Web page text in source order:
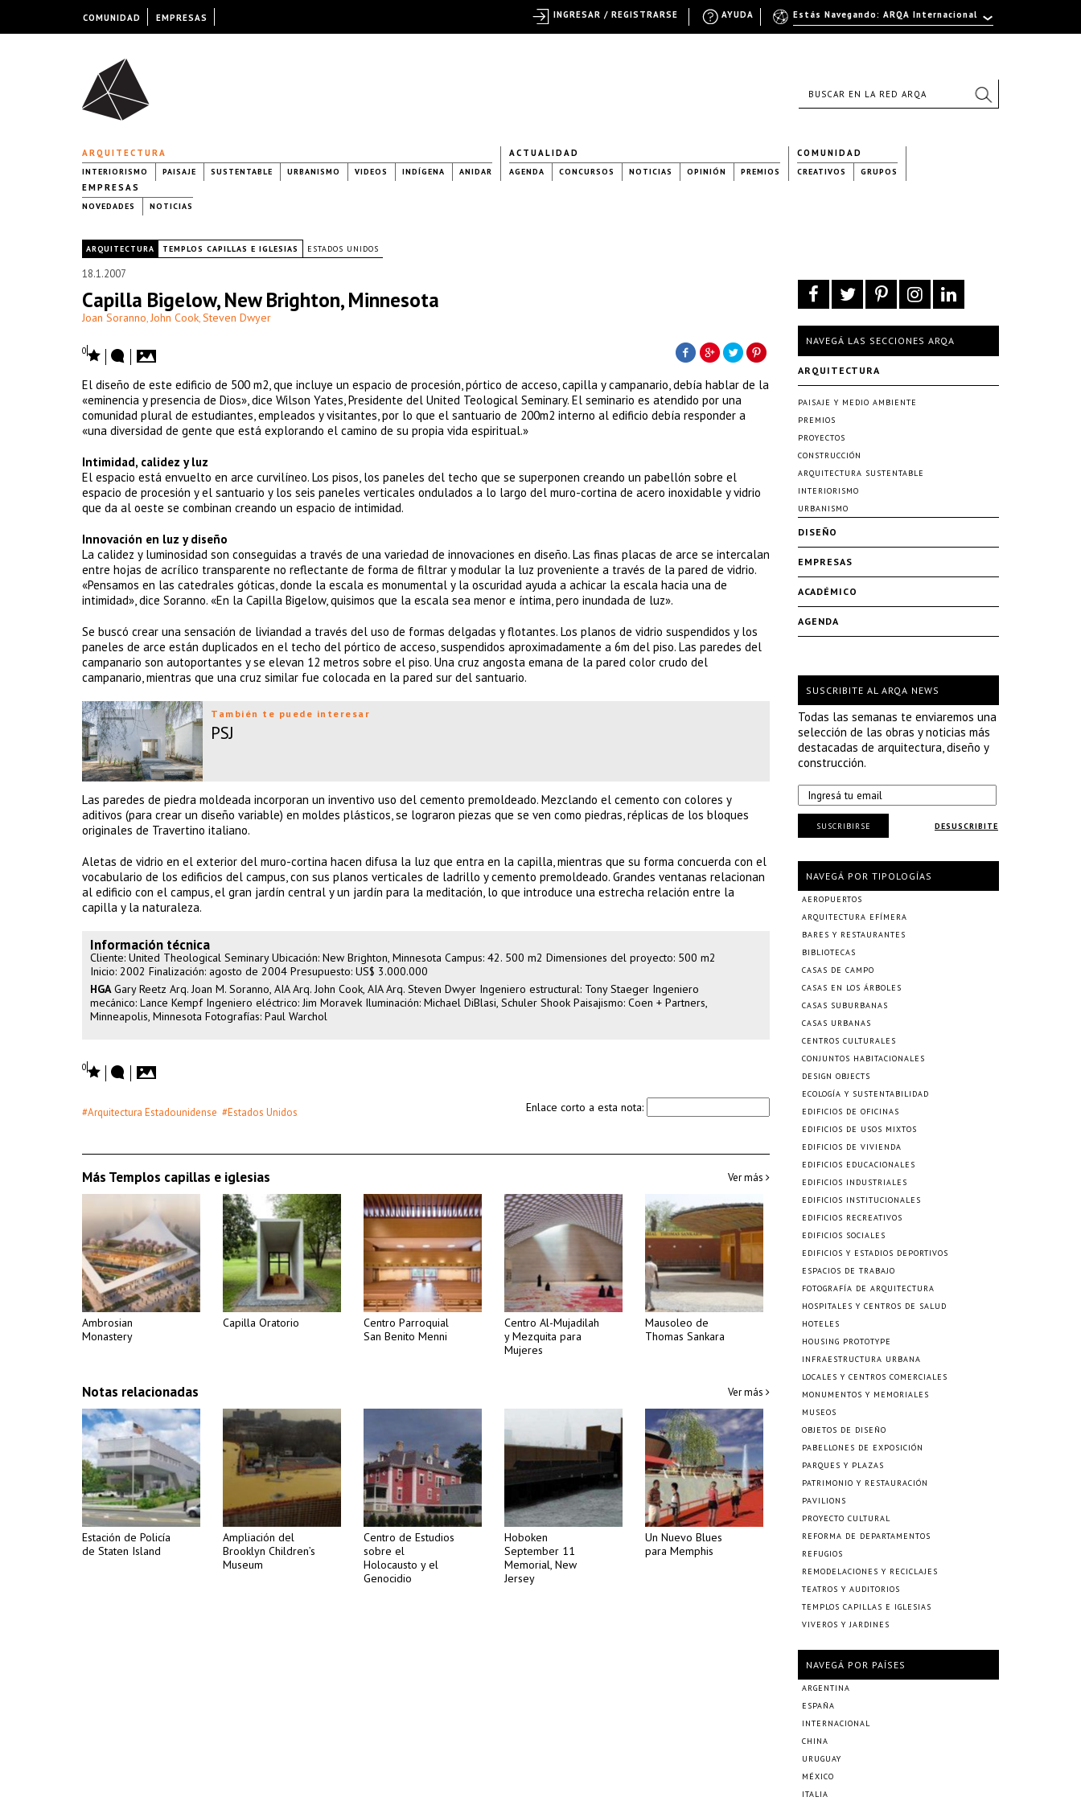
ARQUITECTURA
INTERIORISMO PAISAJE SUSTENTABLE URBANISMO VIDEOS INDÍGENA ANIDAR
ACTUALIDAD
AGENDA CONCURSOS NOTICIAS OPINIÓN PREMIOS
COMUNIDAD
CREATIVOS GRUPOS
EMPRESAS
NOVEDADES NOTICIAS
ARQUITECTURA TEMPLOS CAPILLAS E IGLESIAS ESTADOS UNIDOS
18.1.2007
Capilla Bigelow, New Brighton, Minnesota
Joan Soranno, John Cook, Steven Dwyer
0
El diseño de este edificio de 500 m2, que incluye un espacio de procesión, pórtico de acceso, capilla y campanario, debía hablar de la
«eminencia y presencia de Dios», dice Wilson Yates, Presidente del United Teological Seminary. El seminario es atendido por una
comunidad plural de estudiantes, empleados y visitantes, por lo que el santuario de 200m2 interno al edificio debía responder a
«una diversidad de gente que está explorando el camino de su propia vida espiritual.»
Intimidad, calidez y luz
El espacio está envuelto en arce curvilíneo. Los pisos, los paneles del techo que se superponen creando un pabellón sobre el
espacio de procesión y el santuario y los seis paneles verticales ondulados a lo largo del muro-cortina de acero inoxidable y vidrio
que da al oeste se combinan creando un espacio de intimidad.
Innovación en luz y diseño
La calidez y luminosidad son conseguidas a través de una variedad de innovaciones en diseño. Las finas placas de arce se intercalan
entre hojas de acrílico transparente no reflectante de forma de filtrar y modular la luz proveniente a través de la pared de vidrio.
«Pensamos en las catedrales góticas, donde la escala es monumental y la oscuridad ayuda a achicar la escala hacia una de
intimidad», dice Soranno. «En la Capilla Bigelow, quisimos que la escala sea menor e íntima, pero inundada de luz».
Se buscó crear una sensación de liviandad a través del uso de formas delgadas y flotantes. Los planos de vidrio suspendidos y los
paneles de arce están duplicados en el techo del pórtico de acceso, suspendidos aproximadamente a 6m del piso. Las paredes del
campanario son autoportantes y se elevan 12 metros sobre el piso. Una cruz angosta emana de la pared color crudo del
campanario, mientras que una cruz similar fue colocada en la pared sur del santuario.
También te puede interesar
PSJ
Las paredes de piedra moldeada incorporan un inventivo uso del cemento premoldeado. Mezclando el cemento con colores y
aditivos (para crear un diseño variable) en moldes plásticos, se lograron piezas que se ven como piedras, réplicas de los bloques
originales de Travertino italiano.
Aletas de vidrio en el exterior del muro-cortina hacen difusa la luz que entra en la capilla, mientras que su forma concuerda con el
vocabulario de los edificios del campus, con sus planos verticales de ladrillo y cemento premoldeado. Grandes ventanas relacionan
al edificio con el campus, el gran jardín central y un jardín para la meditación, lo que introduce una estrecha relación entre la
capilla y la naturaleza.
Información técnica
Cliente: United Theological Seminary Ubicación: New Brighton, Minnesota Campus: 42. 500 m2 Dimensiones del proyecto: 500 m2
Inicio: 2002 Finalización: agosto de 2004 Presupuesto: US$ 3.000.000
HGAGary Reetz Arq. Joan M. Soranno, AIA Arq. John Cook, AIA Arq. Steven Dwyer Ingeniero estructural: Tony Staeger Ingeniero
mecánico: Lance Kempf Ingeniero eléctrico: Jim Moravek Iluminación: Michael DiBlasi, Schuler Shook Paisajismo: Coen + Partners,
Minneapolis, Minnesota Fotografías: Paul Warchol
0
#Arquitectura Estadounidense #Estados Unidos Enlace corto a esta nota:
Más Templos capillas e iglesias Ver más
Ambrosian
Monastery
Capilla Oratorio
Centro Parroquial
San Benito Menni
Centro Al-Mujadilah
y Mezquita para
Mujeres
Mausoleo de
Thomas Sankara
Notas relacionadas Ver más
Estación de Policía
de Staten Island
Ampliación del
Brooklyn Children’s
Museum
Centro de Estudios
sobre el
Holocausto y el
Genocidio
Hoboken
September 11
Memorial, New
Jersey
Un Nuevo Blues
para Memphis
NAVEGÁ LAS SECCIONES ARQA
ARQUITECTURA
PAISAJE Y MEDIO AMBIENTE
PREMIOS
PROYECTOS
CONSTRUCCIÓN
ARQUITECTURA SUSTENTABLE
INTERIORISMO
URBANISMO
DISEÑO
EMPRESAS
ACADÉMICO
AGENDA
SUSCRIBITE AL ARQA NEWS
Todas las semanas te enviaremos una
selección de las obras y noticias más
destacadas de arquitectura, diseño y
construcción.
DESUSCRIBITE
SUSCRIBIRSE
NAVEGÁ POR TIPOLOGÍAS
AEROPUERTOS
ARQUITECTURA EFÍMERA
BARES Y RESTAURANTES
BIBLIOTECAS
CASAS DE CAMPO
CASAS EN LOS ÁRBOLES
CASAS SUBURBANAS
CASAS URBANAS
CENTROS CULTURALES
CONJUNTOS HABITACIONALES
DESIGN OBJECTS
ECOLOGÍA Y SUSTENTABILIDAD
EDIFICIOS DE OFICINAS
EDIFICIOS DE USOS MIXTOS
EDIFICIOS DE VIVIENDA
EDIFICIOS EDUCACIONALES
EDIFICIOS INDUSTRIALES
EDIFICIOS INSTITUCIONALES
EDIFICIOS RECREATIVOS
EDIFICIOS SOCIALES
EDIFICIOS Y ESTADIOS DEPORTIVOS
ESPACIOS DE TRABAJO
FOTOGRAFÍA DE ARQUITECTURA
HOSPITALES Y CENTROS DE SALUD
HOTELES
HOUSING PROTOTYPE
INFRAESTRUCTURA URBANA
LOCALES Y CENTROS COMERCIALES
MONUMENTOS Y MEMORIALES
MUSEOS
OBJETOS DE DISEÑO
PABELLONES DE EXPOSICIÓN
PARQUES Y PLAZAS
PATRIMONIO Y RESTAURACIÓN
PAVILIONS
PROYECTO CULTURAL
REFORMA DE DEPARTAMENTOS
REFUGIOS
REMODELACIONES Y RECICLAJES
TEATROS Y AUDITORIOS
TEMPLOS CAPILLAS E IGLESIAS
VIVEROS Y JARDINES
NAVEGÁ POR PAÍSES
ARGENTINA
ESPAÑA
INTERNACIONAL
CHINA
URUGUAY
MÉXICO
ITALIA
COMUNIDAD EMPRESAS Estás Navegando: ARQA Internacional
AYUDA
INGRESAR / REGISTRARSE